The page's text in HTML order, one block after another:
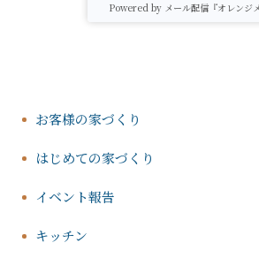
Powered by メール配信『オレンジメ
お客様の家づくり
はじめての家づくり
イベント報告
キッチン